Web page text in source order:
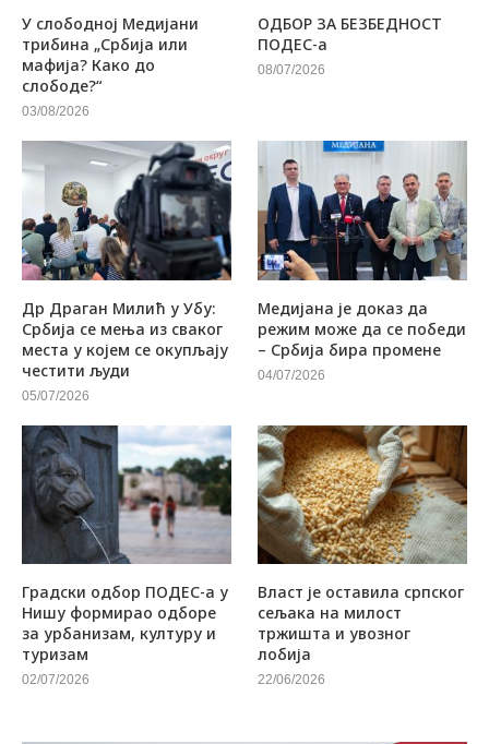
У слободној Медијани
трибина „Србија или
мафија? Како до
слободе?“
03/08/2026
ОДБОР ЗА БЕЗБЕДНОСТ
ПОДЕС-а
08/07/2026
Др Драган Милић у Убу:
Србија се мења из сваког
места у којем се окупљају
честити људи
05/07/2026
Медијана је доказ да
режим може да се победи
– Србија бира промене
04/07/2026
Градски одбор ПОДЕС-а у
Нишу формирао одборе
за урбанизам, културу и
туризам
02/07/2026
Власт је оставила српског
сељака на милост
тржишта и увозног
лобија
22/06/2026